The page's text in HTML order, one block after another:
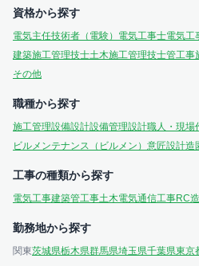
資格から探す
電気主任技術者（電験） 電気工事士電気工
建築施工管理技士土木施工管理技士管工事
その他
職種から探す
施工管理設備設計設備管理設計職人・現場
ビルメンテナンス（ビルメン） 意匠設計造
工事の種類から探す
電気工事建築管工事土木電気通信工事RC
勤務地から探す
関東茨城県栃木県群馬県埼玉県千葉県東京